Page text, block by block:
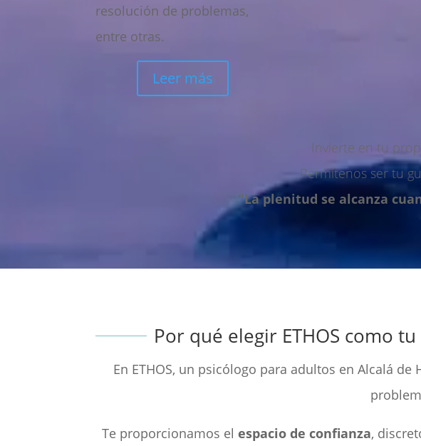
resolución de problemas,
entre otras.
Leer más
Invierte en tu
Permítenos ser tu
"La plenitud se alcanza
Por qué elegir ETHOS como
En ETHOS, un psicólogo para adultos en Alcalá de
Te proporcionamos el espacio de confianza,